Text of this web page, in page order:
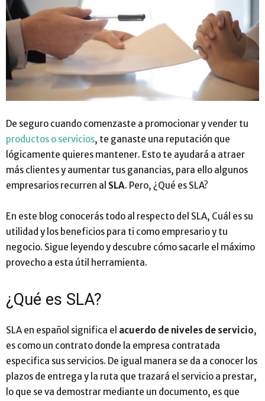
De seguro cuando comenzaste a promocionar y vender tu
productos o servicios, te ganaste una reputación que
lógicamente quieres mantener. Esto te ayudará a atraer
más clientes y aumentar tus ganancias, para ello algunos
empresarios recurren al SLA. Pero, ¿Qué es SLA?
En este blog conocerás todo al respecto del SLA, Cuál es su
utilidad y los beneficios para ti como empresario y tu
negocio. Sigue leyendo y descubre cómo sacarle el máximo
provecho a esta útil herramienta.
¿Qué es SLA?
SLA en español significa el acuerdo de niveles de servicio,
es como un contrato donde la empresa contratada
especifica sus servicios. De igual manera se da a conocer los
plazos de entrega y la ruta que trazará el servicio a prestar,
lo que se va demostrar mediante un documento, es que